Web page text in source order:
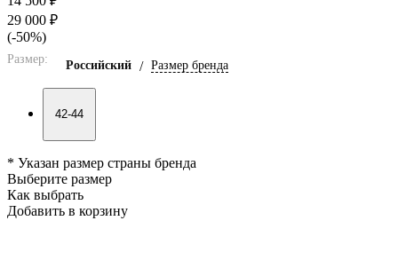
29 000 ₽
(-50%)
Размер: Российский / Размер бренда
42-44
* Указан размер страны бренда
Выберите размер
Как выбрать
Добавить в корзину